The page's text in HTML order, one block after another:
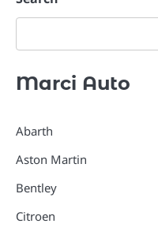
Marci Auto
Abarth
Aston Martin
Bentley
Citroen